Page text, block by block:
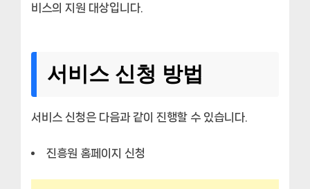
비스의 지원 대상입니다.
서비스 신청 방법
서비스 신청은 다음과 같이 진행할 수 있습니다.
진흥원 홈페이지 신청